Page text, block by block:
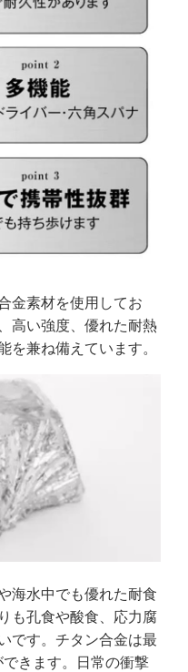
金素材を使用してお
高い強度、優れた耐熱
を兼ね備えています。
海水中でも優れた耐食
も孔食や酸食、応力腐
です。チタン合金は最
きます。日常の衝撃